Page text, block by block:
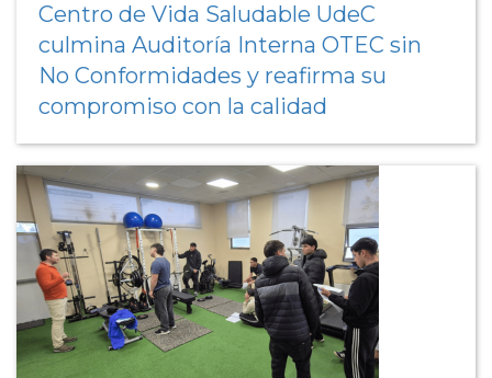
Centro de Vida Saludable UdeC
culmina Auditoría Interna OTEC sin
No Conformidades y reafirma su
compromiso con la calidad